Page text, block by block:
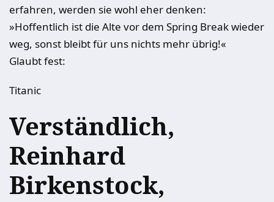
erfahren, werden sie wohl eher denken:
»Hoffentlich ist die Alte vor dem Spring Break wieder
weg, sonst bleibt für uns nichts mehr übrig!«
Glaubt fest:
Titanic
Verständlich,
Reinhard
Birkenstock,